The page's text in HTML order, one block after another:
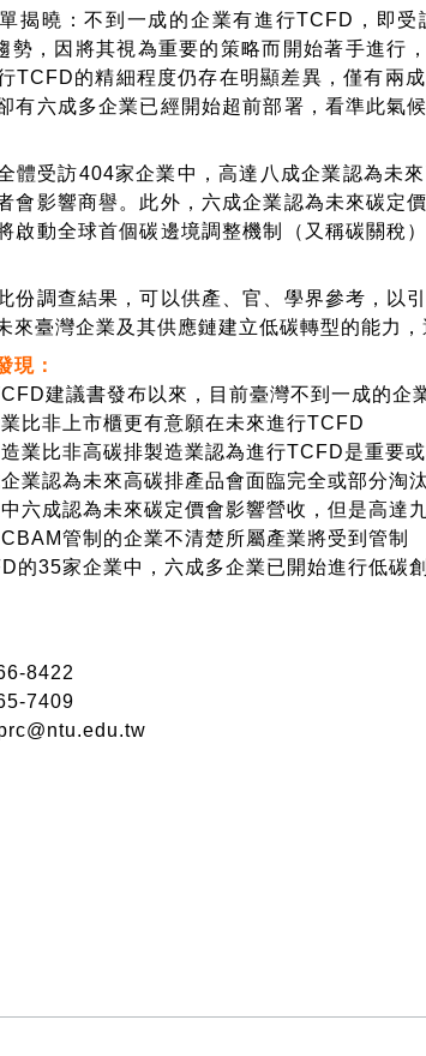
曉：不到一成的企業有進行TCFD，即受
勢，因將其視為重要的策略而開始著手進行
TCFD的精細程度仍存在明顯差異，僅有兩
有六成多企業已經開始超前部署，看準此氣
受訪404家企業中，高達八成企業認為未來
會影響商譽。此外，六成企業認為未來碳定
啟動全球首個碳邊境調整機制（又稱碳關稅
調查結果，可以供產、官、學界參考，以
來臺灣企業及其供應鏈建立低碳轉型的能力
現：
建議書發布以來，目前臺灣不到一成的企
業比非上市櫃更有意願在未來進行TCFD
業比非高碳排製造業認為進行TCFD是重要
業認為未來高碳排產品會面臨完全或部分淘汰
六成認為未來碳定價會影響營收，但是高達
管制的企業不清楚所屬產業將受到管制
的35家企業中，六成多企業已開始進行低碳
8422
7409